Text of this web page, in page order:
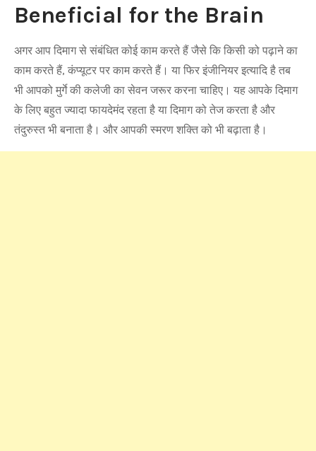
Beneficial for the Brain
अगर आप दिमाग से संबंधित कोई काम करते हैं जैसे कि किसी को पढ़ाने का
काम करते हैं, कंप्यूटर पर काम करते हैं। या फिर इंजीनियर इत्यादि है तब
भी आपको मुर्गे की कलेजी का सेवन जरूर करना चाहिए। यह आपके दिमाग
के लिए बहुत ज्यादा फायदेमंद रहता है या दिमाग को तेज करता है और
तंदुरुस्त भी बनाता है। और आपकी स्मरण शक्ति को भी बढ़ाता है।